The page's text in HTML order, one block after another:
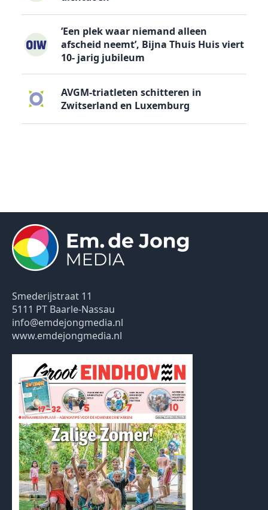
’Een plek waar niemand alleen
afscheid neemt’, Bijna Thuis Huis viert
10- jarig jubileum
AVGM-triatleten schitteren in
Zwitserland en Luxemburg
Smederijstraat 11
5111 PT Baarle-Nassau
info@emdejongmedia.nl
www.emdejongmedia.nl